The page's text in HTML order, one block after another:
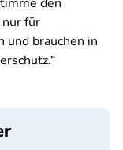
nur für
und brauchen in